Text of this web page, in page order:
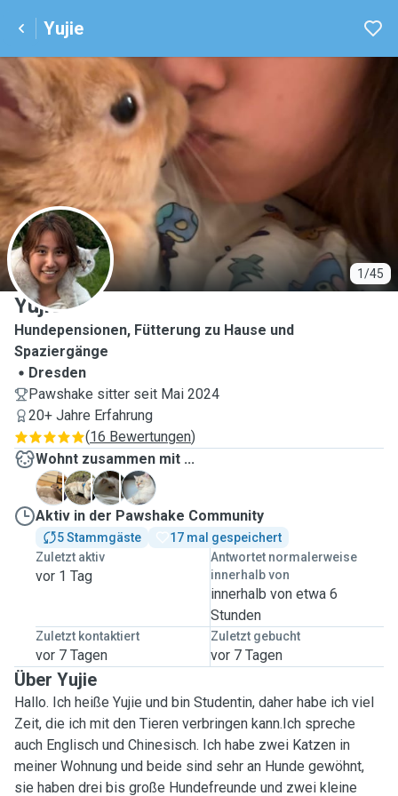
Yujie
1/45
Y
Yujie
Hundepensionen, Fütterung zu Hause und
Spaziergänge
Dresden
Pawshake sitter seit Mai 2024
20+ Jahre Erfahrung
(16 Bewertungen)
Wohnt zusammen mit ...
L
M P
P
Aktiv in der Pawshake Community
5 Stammgäste
17 mal gespeichert
Zuletzt aktiv
vor 1 Tag
Antwortet normalerweise
innerhalb von
innerhalb von etwa 6
Stunden
Zuletzt kontaktiert
vor 7 Tagen
Zuletzt gebucht
vor 7 Tagen
Über Yujie
Hallo. Ich heiße Yujie und bin Studentin, daher habe ich viel
Zeit, die ich mit den Tieren verbringen kann.Ich spreche
auch Englisch und Chinesisch. Ich habe zwei Katzen in
meiner Wohnung und beide sind sehr an Hunde gewöhnt,
sie haben drei bis große Hundefreunde und zwei kleine